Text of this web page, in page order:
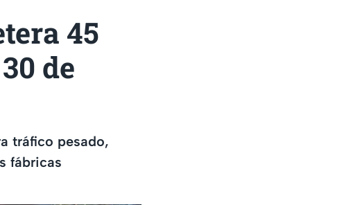
45
de
tráfico pesado,
fábricas